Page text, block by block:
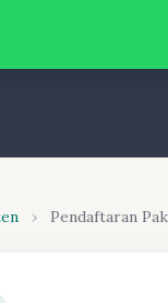
› Pendaftaran